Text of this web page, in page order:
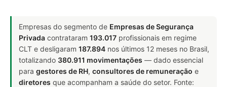
Empresas do segmento de Empresas de Segurança
Privada contrataram 193.017 profissionais em regime
CLT e desligaram 187.894 nos últimos 12 meses no Brasil,
totalizando 380.911 movimentações — dado essencial
para gestores de RH, consultores de remuneração e
diretores que acompanham a saúde do setor. Fonte: